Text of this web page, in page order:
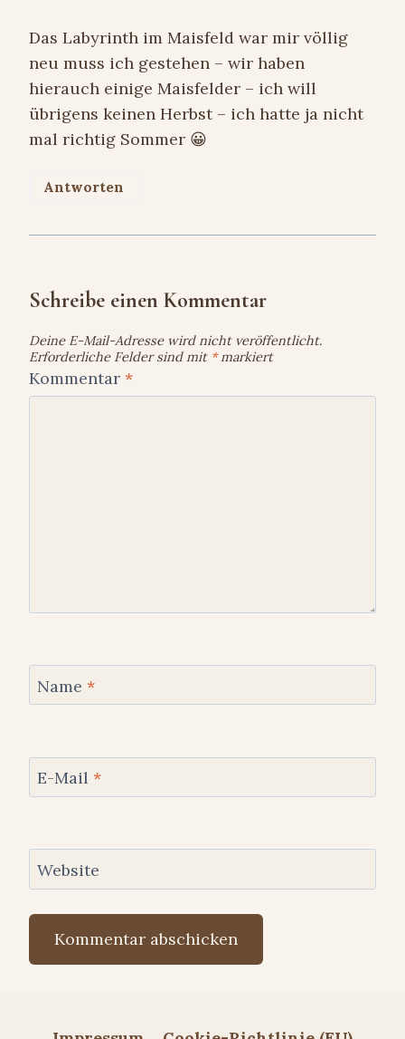
Das Labyrinth im Maisfeld war mir völlig
neu muss ich gestehen – wir haben
hierauch einige Maisfelder – ich will
übrigens keinen Herbst – ich hatte ja nicht
mal richtig Sommer 😀
Antworten
Schreibe einen Kommentar
Deine E-Mail-Adresse wird nicht veröffentlicht.
Erforderliche Felder sind mit *markiert
Kommentar *
Name *
E-Mail *
Website